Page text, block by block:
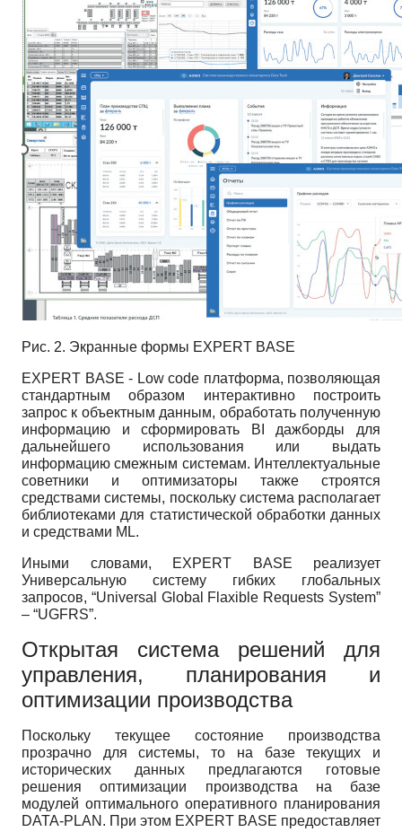
Рис. 2. Экранные формы EXPERT BASE
EXPERT BASE - Low code платформа, позволяющая
стандартным образом интерактивно построить
запрос к объектным данным, обработать полученную
информацию и сформировать BI дажборды для
дальнейшего использования или выдать
информацию смежным системам. Интеллектуальные
советники и оптимизаторы также строятся
средствами системы, поскольку система располагает
библиотеками для статистической обработки данных
и средствами ML.
Иными словами, EXPERT BASE реализует
Универсальную систему гибких глобальных
запросов, “Universal Global Flaxible Requests System”
– “UGFRS”.
Открытая система решений для
управления, планирования и
оптимизации производства
Поскольку текущее состояние производства
прозрачно для системы, то на базе текущих и
исторических данных предлагаются готовые
решения оптимизации производства на базе
модулей оптимального оперативного планирования
DATA-PLAN. При этом EXPERT BASE предоставляет